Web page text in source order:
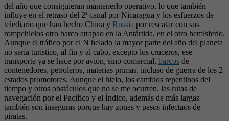
del año que consiguieran mantenerlo operativo, lo que también
influye en el retraso del 2ª canal por Nicaragua y los esfuerzos de
telediario que han hecho China y Russia por rescatar con sus
rompehielos otro barco atrapao en la Antártida, en el otro hemisferio.
Aunque el tráfico por el N helado la mayor parte del año del planeta
no sería turístico, al fin y al cabo, excepto los cruceros, ese
transporte ya se hace por avión, sino comercial, barcos de
contenedores, petroleros, materias primas, incluso de guerra de los 2
estados promotores. Aunque el hielo, los cambios repentinos del
tiempo y otros obstáculos que no se me ocurren, las rutas de
navegación por el Pacífico y el Índico, además de más largas
también son inseguras porque hay zonas y pasos infectaos de
piratas.